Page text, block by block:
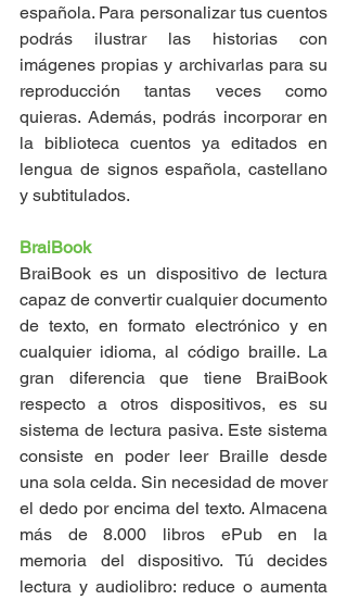
española. Para personalizar tus cuentos
podrás ilustrar las historias con
imágenes propias y archivarlas para su
reproducción tantas veces como
quieras. Además, podrás incorporar en
la biblioteca cuentos ya editados en
lengua de signos española, castellano
y subtitulados.
BraiBook
BraiBook es un dispositivo de lectura
capaz de convertir cualquier documento
de texto, en formato electrónico y en
cualquier idioma, al código braille. La
gran diferencia que tiene BraiBook
respecto a otros dispositivos, es su
sistema de lectura pasiva. Este sistema
consiste en poder leer Braille desde
una sola celda. Sin necesidad de mover
el dedo por encima del texto. Almacena
más de 8.000 libros ePub en la
memoria del dispositivo. Tú decides
lectura y audiolibro: reduce o aumenta